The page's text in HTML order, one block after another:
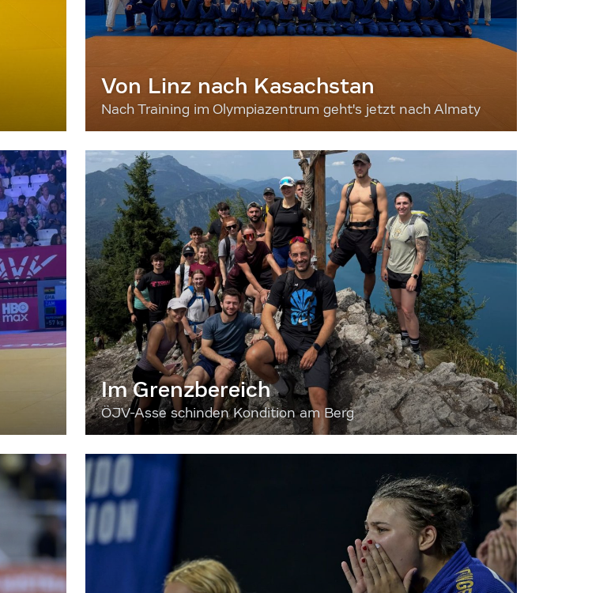
Von Linz nach Kasachstan
Nach Training im Olympiazentrum geht's jetzt nach Almaty
Im Grenzbereich
ÖJV-Asse schinden Kondition am Berg